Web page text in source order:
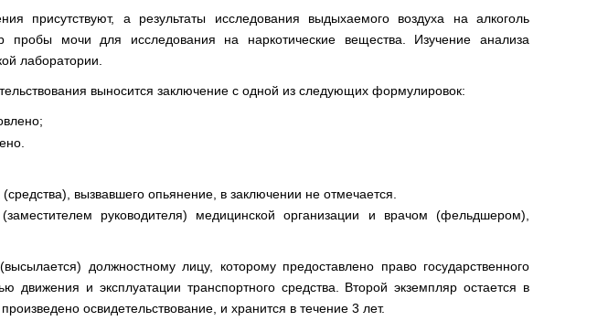
присутствуют, а результаты исследования выдыхаемого воздуха на алкоголь
пробы мочи для исследования на наркотические вещества. Изучение анализа
лаборатории.
выносится заключение с одной из следующих формулировок:
вызвавшего опьянение, в заключении не отмечается.
руководителя) медицинской организации и врачом (фельдшером),
должностному лицу, которому предоставлено право государственного
движения и эксплуатации транспортного средства. Второй экземпляр остается в
освидетельствование, и хранится в течение 3 лет.